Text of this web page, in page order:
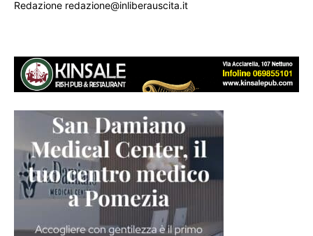
Redazione redazione@inliberauscita.it